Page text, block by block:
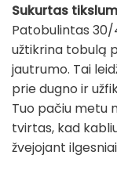
Sukurtas
Patobulintas 30/
užtikrina tobulą
jautrumo. Tai
prie dugno ir
Tuo pačiu metu
tvirtas, kad
žvejojant